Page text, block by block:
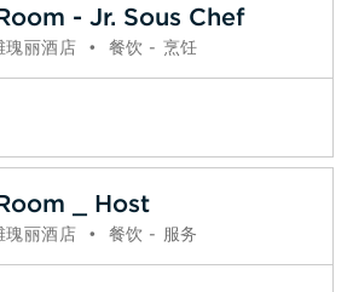
- Jr. Sous Chef
瑰丽酒店 • 餐饮 - 烹饪
_ Host
瑰丽酒店 • 餐饮 - 服务